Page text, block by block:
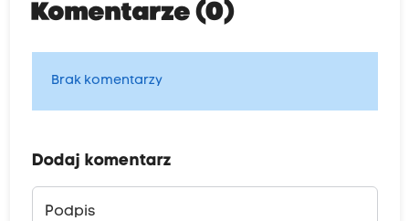
Komentarze (0)
Brak komentarzy
Dodaj komentarz
Podpis